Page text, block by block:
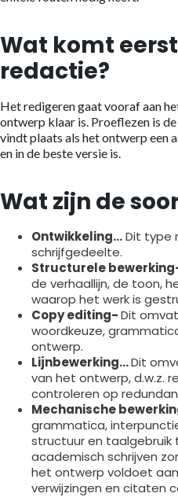
Wat komt
redactie?
Het redigeren gaat vooraf aan
ontwerp klaar is. Proeflezen is
vindt plaats als het ontwerp een
en in de beste versie is.
Wat zijn de
Ontwikkeling...Dit type
schrijfgedeelte.
Structurele
de verhaallijn, de toon,
waarop het werk is
Copy editing-Dit
woordkeuze,
ontwerp.
Lijnbewerking...Dit
van het ontwerp, d.w.z.
controleren op
Mechanische
grammatica,
structuur en taalgebruik
academisch schrijven
het ontwerp voldoet
verwijzingen en citaten